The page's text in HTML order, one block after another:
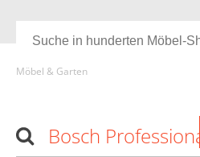
Möbel & Garten
Bosch Professional